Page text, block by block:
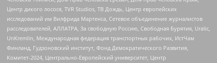
Центр дикого лосося, TVR Studios, ТВ Дождь, Центр европейских
исследований им Вилфрида Мартенса, Сетевое объединение журналистов
расследователей, АЛЛАТРА, За свободную Россию, Свободная Бурятия, Uralic,
UnKremlin, Международная федерация транспортных рабочих, ИстЧам
Финланд, Гудзоновский институт, Фонд Демократического Развития,
Комитет-2024, Центрально-Европейский университет, Центр